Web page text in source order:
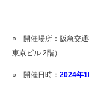
○ 開催場所：阪急交通
東京ビル 2階）
○ 開催日時： 2024年